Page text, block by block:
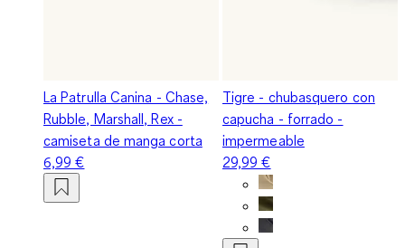
La Patrulla Canina - Chase,
Rubble, Marshall, Rex -
camiseta de manga corta
6,99 €
Tigre - chubasquero con
capucha - forrado -
impermeable
29,99 €